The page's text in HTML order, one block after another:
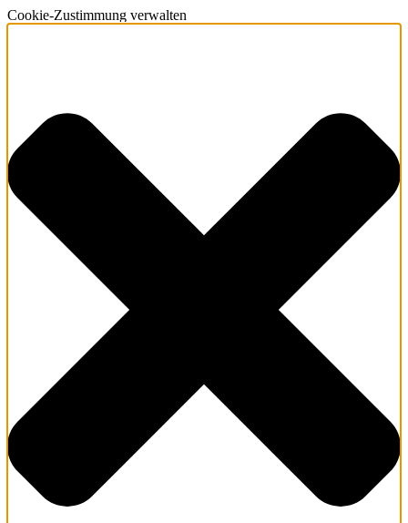
Cookie-Zustimmung verwalten